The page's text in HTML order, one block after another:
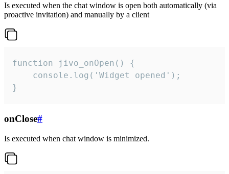
Is executed when the chat window is open both automatically (via
proactive invitation) and manually by a client
function jivo_onOpen() {
    console.log('Widget opened');
}
onClose#
Is executed when chat window is minimized.